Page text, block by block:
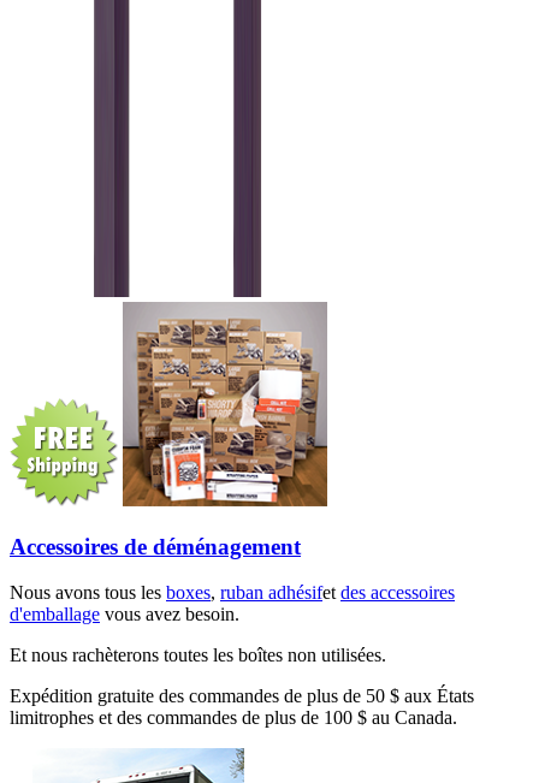
Accessoires de déménagement
Nous avons tous les boxes, ruban adhésifetdes accessoires
d'emballage vous avez besoin.
Et nous rachèterons toutes les boîtes non utilisées.
Expédition gratuite des commandes de plus de 50 $ aux États
limitrophes et des commandes de plus de 100 $ au Canada.